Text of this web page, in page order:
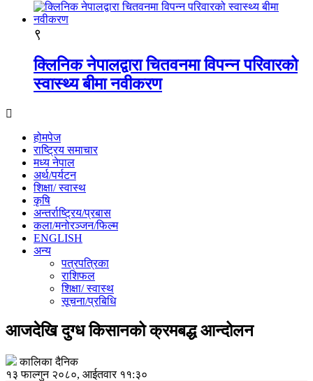
९
क्लिनिक नेपालद्वारा चितवनमा विपन्न परिवारको
स्वास्थ्य बीमा नवीकरण
होमपेज
राष्ट्रिय समाचार
मध्य नेपाल
अर्थ/पर्यटन
शिक्षा/ स्वास्थ
कृषि
अन्तर्राष्ट्रिय/प्रबास
कला/मनोरञ्जन/फिल्म
ENGLISH
अन्य
पत्रपत्रिका
राशिफल
शिक्षा/ स्वास्थ
सूचना/प्रबिधि
आजदेखि दुग्ध किसानको क्रमबद्ध आन्दोलन
कालिका दैनिक
१३ फाल्गुन २०८०, आईतवार ११:३०